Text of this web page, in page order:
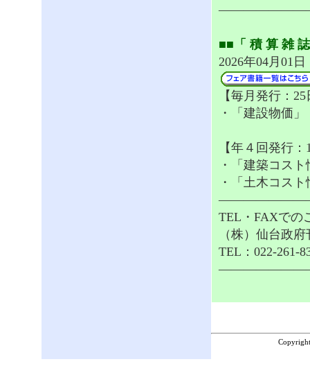
■■「 積 算 雑
2026年04月01
【毎月発行：
・「建設物価
【年４回発行
・「建築コス
・「土木コス
TEL・FAXでの
（株）仙台政
TEL：022-261-